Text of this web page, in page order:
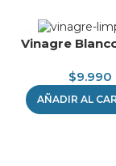
Vinagre
$9.990
AÑADIR AL